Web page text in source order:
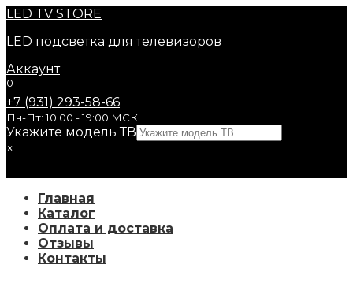
Перейти
содержанию
LED TV STORE
LED подсветка для телевизоров
Аккаунт
0
+7 (931) 293-58-66
Пн-Пт: 10:00 - 19:00 МСК
Укажите модель ТВ
×
Главная
Каталог
Оплата и доставка
Отзывы
Контакты